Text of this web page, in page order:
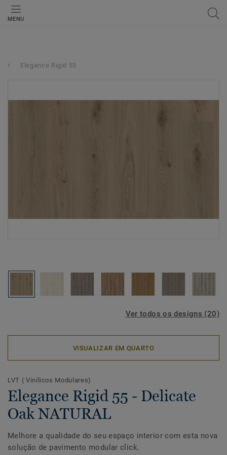
MENU
Elegance Rigid 55
Ver todos os designs (20)
VISUALIZAR EM QUARTO
LVT ( Vinílicos Modulares)
Elegance Rigid 55 - Delicate
Oak NATURAL
Melhore a qualidade do seu espaço interior com esta nova
solução de pavimento modular click.